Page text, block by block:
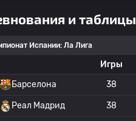
и таблицы
Испании: Ла Лига
Игры
Барселона 38
Реал Мадрид 38